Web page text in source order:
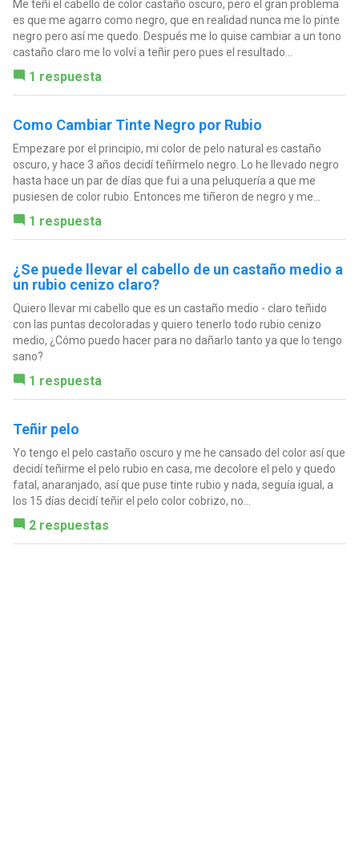
Me teñí el cabello de color castaño oscuro, pero el gran problema
es que me agarro como negro, que en realidad nunca me lo pinte
negro pero así me quedo. Después me lo quise cambiar a un tono
castaño claro me lo volví a teñir pero pues el resultado...
1 respuesta
Como Cambiar Tinte Negro por Rubio
Empezare por el principio, mi color de pelo natural es castaño
oscuro, y hace 3 años decidí teñírmelo negro. Lo he llevado negro
hasta hace un par de días que fui a una peluquería a que me
pusiesen de color rubio. Entonces me tiñeron de negro y me...
1 respuesta
¿Se puede llevar el cabello de un castaño medio a
un rubio cenizo claro?
Quiero llevar mi cabello que es un castaño medio - claro teñido
con las puntas decoloradas y quiero tenerlo todo rubio cenizo
medio, ¿Cómo puedo hacer para no dañarlo tanto ya que lo tengo
sano?
1 respuesta
Teñir pelo
Yo tengo el pelo castaño oscuro y me he cansado del color así que
decidí teñirme el pelo rubio en casa, me decolore el pelo y quedo
fatal, anaranjado, así que puse tinte rubio y nada, seguía igual, a
los 15 días decidí teñir el pelo color cobrizo, no...
2 respuestas